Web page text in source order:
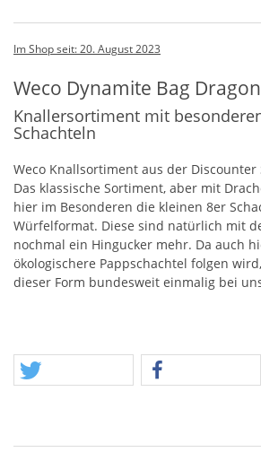
Im Shop seit: 20. August 2023
Weco Dynamite Bag
Knallersortiment mit
Schachteln
Weco Knallsortiment aus der Discounter
Das klassische Sortiment, aber mit
hier im Besonderen die kleinen 8er
Würfelformat. Diese sind natürlich mit
nochmal ein Hingucker mehr. Da auch
ökologischere Pappschachtel folgen
dieser Form bundesweit einmalig bei